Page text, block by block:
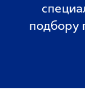
подбору